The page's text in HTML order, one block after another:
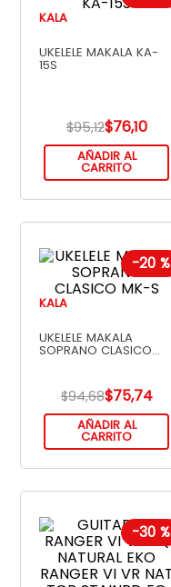
KALA
UKELELE MAKALA KA-
15S
$95,12$76,10
AÑADIR AL
CARRITO
-20 %
KALA
UKELELE MAKALA
SOPRANO CLASICO
$94,68$75,74
AÑADIR AL
CARRITO
-30 %